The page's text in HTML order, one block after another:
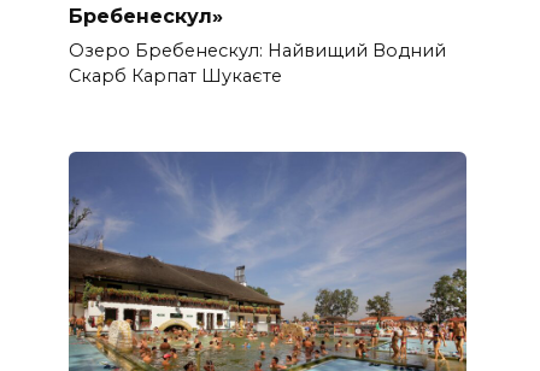
Бребенескул»
Озеро Бребенескул: Найвищий Водний
Скарб Карпат Шукаєте